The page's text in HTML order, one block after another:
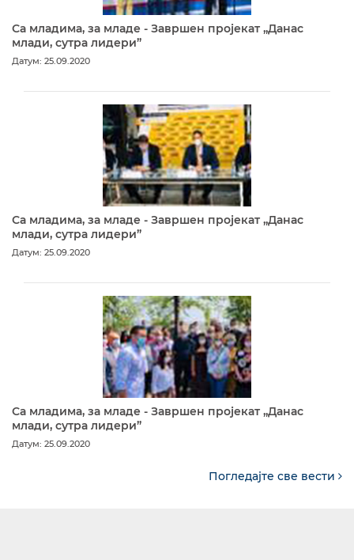
Са младима, за младе - Завршен пројекат „Данас
млади, сутра лидери”
Датум: 25.09.2020
Са младима, за младе - Завршен пројекат „Данас
млади, сутра лидери”
Датум: 25.09.2020
Са младима, за младе - Завршен пројекат „Данас
млади, сутра лидери”
Датум: 25.09.2020
Погледајте све вести